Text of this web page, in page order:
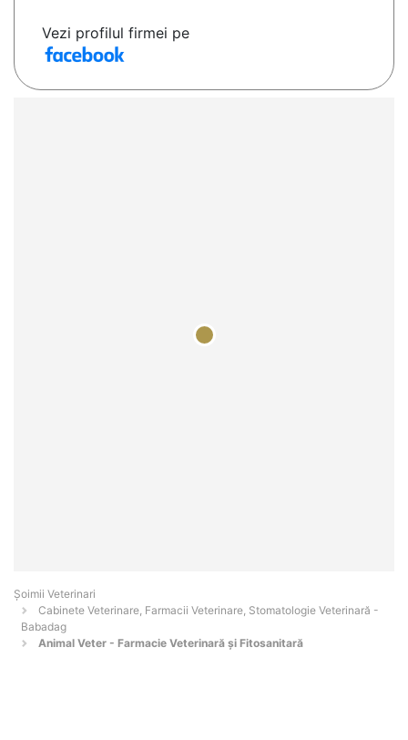
Vezi profilul firmei pe
Șoimii Veterinari
Cabinete Veterinare, Farmacii Veterinare, Stomatologie Veterinară -
Babadag
Animal Veter - Farmacie Veterinară și Fitosanitară